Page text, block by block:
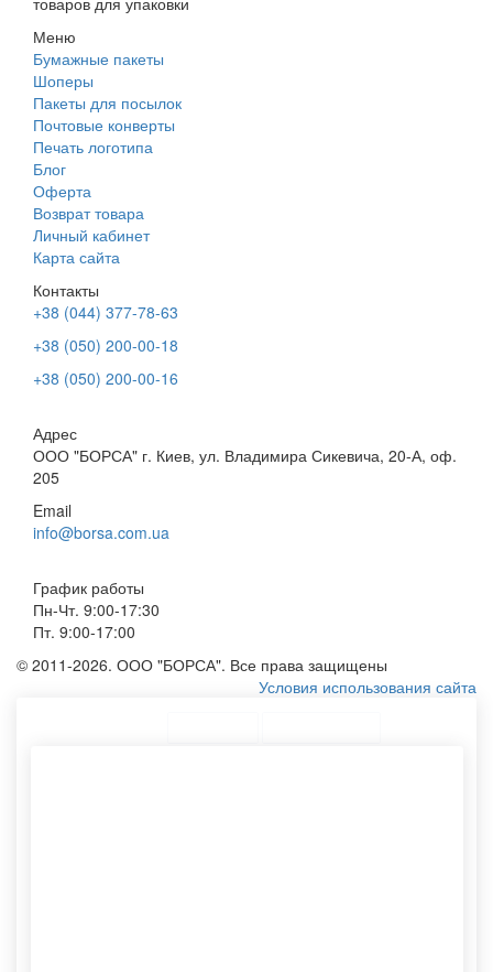
Меню
Бумажные пакеты
Шоперы
Пакеты для посылок
Почтовые конверты
Печать логотипа
Блог
Оферта
Возврат товара
Личный кабинет
Карта сайта
Контакты
+38 (044) 377-78-63
+38 (050) 200-00-18
+38 (050) 200-00-16
Адрес
ООО "БОРСА" г. Киев, ул. Владимира Сикевича, 20-А, оф.
205
Email
info@borsa.com.ua
График работы
Пн-Чт. 9:00-17:30
Пт. 9:00-17:00
© 2011-2026. ООО "БОРСА". Все права защищены
Условия использования сайта